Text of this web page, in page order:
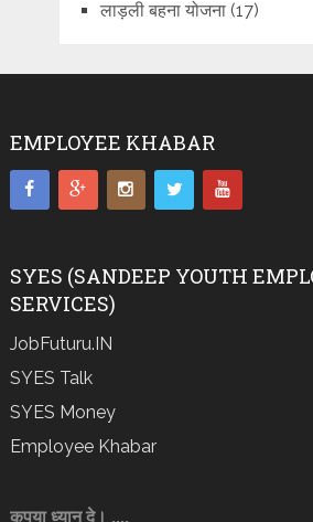
लाड़ली बहना योजना(17)
EMPLOYEE KHABAR
SYES (SANDEEP YOUTH
SERVICES)
JobFuturu.IN
SYES Talk
SYES Money
Employee Khabar
कृपया ध्यान दे। ....